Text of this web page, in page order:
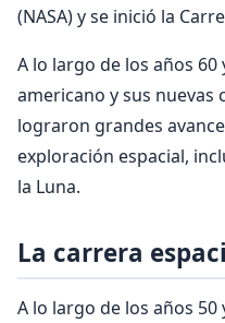
(NASA) y se inició la
A lo largo de los años
americano y sus nuevas
lograron grandes
exploración espacial,
la Luna.
La carrera
A lo largo de los años 50